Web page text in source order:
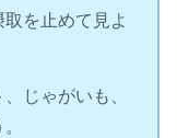
を止めて見よ
じゃがいも、